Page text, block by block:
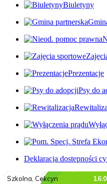
Biuletyny
Prezentacje
Psy do
Deklaracja dostępności